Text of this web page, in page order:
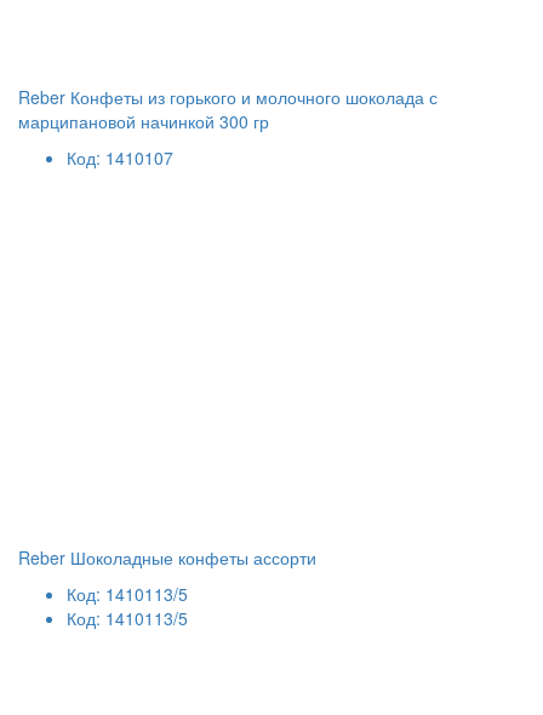
Reber Конфеты из горького и молочного шоколада с
марципановой начинкой 300 гр
Код: 1410107
Reber Шоколадные конфеты ассорти
Код: 1410113/5
Код: 1410113/5